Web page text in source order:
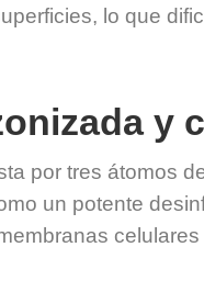
lo que
y
por tres átomos
un potente